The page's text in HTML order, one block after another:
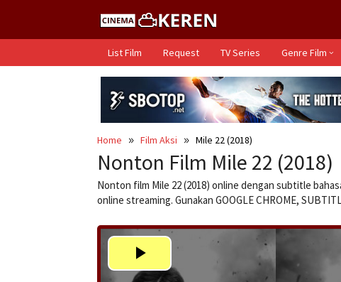
content
List Film Request TV Series Genre Film
Home Film Aksi Mile 22 (2018)
Nonton Film Mile 22 (2018)
Nonton film Mile 22 (2018) online dengan subtitle
online streaming. Gunakan GOOGLE CHROME,
Play